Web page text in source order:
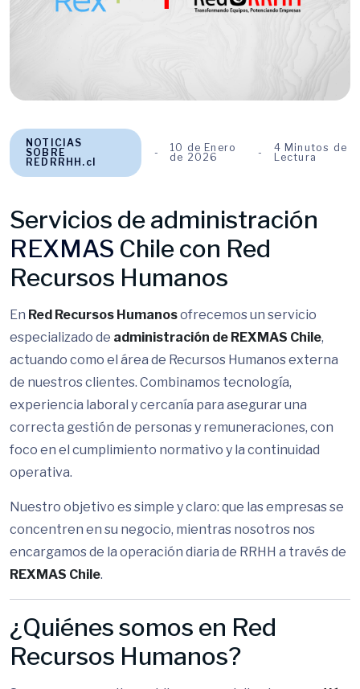
NOTICIAS
SOBRE
REDRRHH.cl
10 de Enero
de 2026
4 Minutos de
Lectura
Servicios de administración
REXMAS Chile con Red
Recursos Humanos
En Red Recursos Humanosofrecemos un servicio
especializado de administración de REXMAS Chile,
actuando como el área de Recursos Humanos externa
de nuestros clientes. Combinamos tecnología,
experiencia laboral y cercanía para asegurar una
correcta gestión de personas y remuneraciones, con
foco en el cumplimiento normativo y la continuidad
operativa.
Nuestro objetivo es simple y claro: que las empresas se
concentren en su negocio, mientras nosotros nos
encargamos de la operación diaria de RRHH a través de
REXMAS Chile.
¿Quiénes somos en Red
Recursos Humanos?